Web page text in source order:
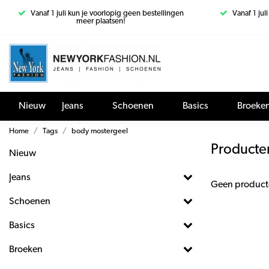
Vanaf 1 juli kun je voorlopig geen bestellingen
meer plaatsen!
Vanaf 1
Nieuw Jeans Schoenen Basics
Home Tags body mostergeel
Nieuw
Jeans
Schoenen
Basics
Broeken
Geen